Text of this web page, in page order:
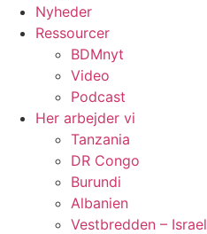
Nyheder
Ressourcer
BDMnyt
Video
Podcast
Her arbejder vi
Tanzania
DR Congo
Burundi
Albanien
Vestbredden – Israel